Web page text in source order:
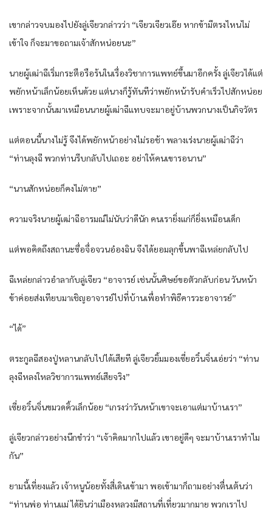
เขากล่าวจบมองไปยังลู่เจียวกล่าวว่า “เจียวเจียวเอ๊ย หากข้ามีตรงไหนไม่
เข้าใจ ก็จะมาขอถามเจ้าสักหน่อยนะ”
นายผู้เฒ่าฉีเริ่มกระตือรือร้นในเรื่องวิชาการแพทย์ขึ้นมาอีกครั้ง ลู่เจียวได้แต่
พยักหน้าเล็กน้อยเห็นด้วย แต่นางก็รู้ทันทีว่าพยักหน้ารับคำเร็วไปสักหน่อย
เพราะจากนั้นมาเหมือนนายผู้เฒ่าฉีแทบจะมาอยู่บ้านพวกนางเป็นกิจวัตร
แต่ตอนนี้นางไม่รู้ จึงได้พยักหน้าอย่างไม่รอช้า พลางเร่งนายผู้เฒ่าฉีว่า
“ท่านลุงฉี พวกท่านรีบกลับไปเถอะ อย่าให้คนเขารอนาน”
“นานสักหน่อยก็คงไม่ตาย”
ความจริงนายผู้เฒ่าฉีอารมณ์ไม่นับว่าดีนัก คนเรายิ่งแก่ก็ยิ่งเหมือนเด็ก
แต่พอคิดถึงสถานะซื่อจื่อจวนอ๋องฉิน จึงได้ยอมลุกขึ้นพาฉีเหล่ยกลับไป
ฉีเหล่ยกล่าวอำลากับลู่เจียว “อาจารย์ เช่นนั้นศิษย์ขอตัวกลับก่อน วันหน้า
ข้าค่อยส่งเทียบมาเชิญอาจารย์ไปที่บ้านเพื่อทำพิธีคารวะอาจารย์”
“ได้”
ตระกูลฉีสองปู่หลานกลับไปได้เสียที ลู่เจียวยิ้มมองเซี่ยอวิ๋นจิ่นเอ่ยว่า “ท่าน
ลุงฉีหลงใหลวิชาการแพทย์เสียจริง”
เซี่ยอวิ๋นจิ่นขมวดคิ้วเล็กน้อย “เกรงว่าวันหน้าเขาจะเอาแต่มาบ้านเรา”
ลู่เจียวกล่าวอย่างนึกขำว่า “เจ้าคิดมากไปแล้ว เขาอยู่ดีๆ จะมาบ้านเราทำไม
กัน”
ยามนี้เที่ยงแล้ว เจ้าหนูน้อยทั้งสี่เดินเข้ามา พอเข้ามาก็ถามอย่างตื่นเต้นว่า
“ท่านพ่อ ท่านแม่ ได้ยินว่าเมืองหลวงมีสถานที่เที่ยวมากมาย พวกเราไป